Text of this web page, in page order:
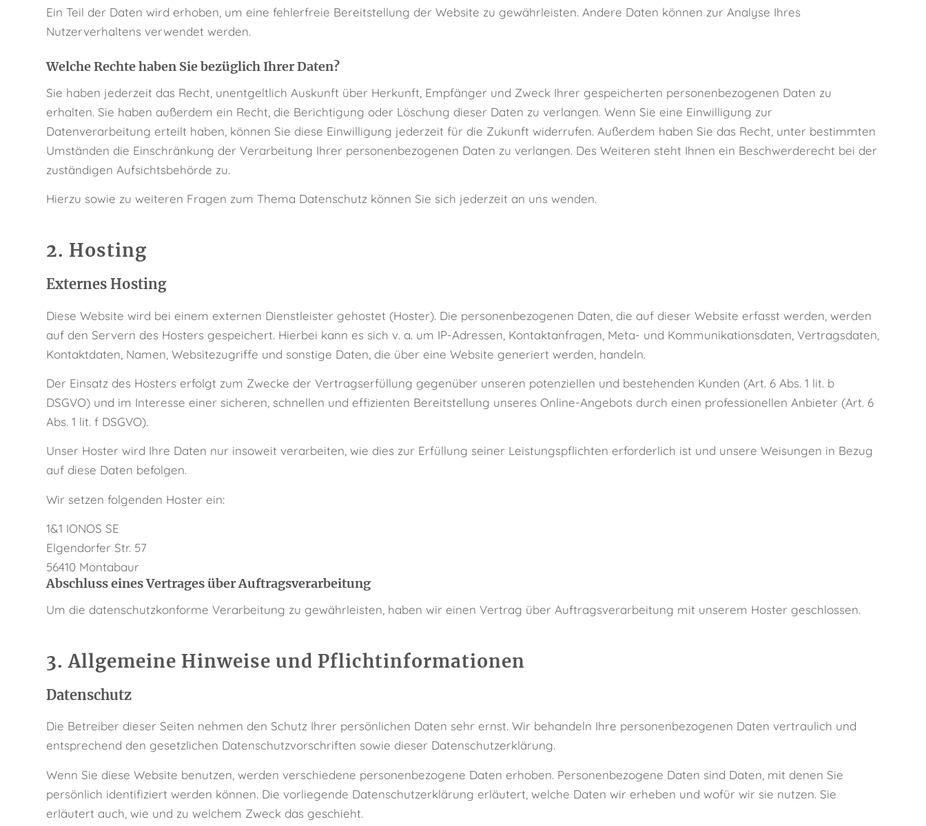
Ein Teil der Daten wird erhoben, um eine fehlerfreie Bereitstellung der Website zu gewährleisten. Andere Daten können zur Analyse Ihres
Nutzerverhaltens verwendet werden.
Welche Rechte haben Sie bezüglich Ihrer Daten?
Sie haben jederzeit das Recht, unentgeltlich Auskunft über Herkunft, Empfänger und Zweck Ihrer gespeicherten personenbezogenen Daten zu
erhalten. Sie haben außerdem ein Recht, die Berichtigung oder Löschung dieser Daten zu verlangen. Wenn Sie eine Einwilligung zur
Datenverarbeitung erteilt haben, können Sie diese Einwilligung jederzeit für die Zukunft widerrufen. Außerdem haben Sie das Recht, unter bestimmten
Umständen die Einschränkung der Verarbeitung Ihrer personenbezogenen Daten zu verlangen. Des Weiteren steht Ihnen ein Beschwerderecht bei der
zuständigen Aufsichtsbehörde zu.
Hierzu sowie zu weiteren Fragen zum Thema Datenschutz können Sie sich jederzeit an uns wenden.
2. Hosting
Externes Hosting
Diese Website wird bei einem externen Dienstleister gehostet (Hoster). Die personenbezogenen Daten, die auf dieser Website erfasst werden, werden
auf den Servern des Hosters gespeichert. Hierbei kann es sich v. a. um IP-Adressen, Kontaktanfragen, Meta- und Kommunikationsdaten, Vertragsdaten,
Kontaktdaten, Namen, Websitezugriffe und sonstige Daten, die über eine Website generiert werden, handeln.
Der Einsatz des Hosters erfolgt zum Zwecke der Vertragserfüllung gegenüber unseren potenziellen und bestehenden Kunden (Art. 6 Abs. 1 lit. b
DSGVO) und im Interesse einer sicheren, schnellen und effizienten Bereitstellung unseres Online-Angebots durch einen professionellen Anbieter (Art. 6
Abs. 1 lit. f DSGVO).
Unser Hoster wird Ihre Daten nur insoweit verarbeiten, wie dies zur Erfüllung seiner Leistungspflichten erforderlich ist und unsere Weisungen in Bezug
auf diese Daten befolgen.
Wir setzen folgenden Hoster ein:
1&1 IONOS SE
Elgendorfer Str. 57
56410 Montabaur
Abschluss eines Vertrages über Auftragsverarbeitung
Um die datenschutzkonforme Verarbeitung zu gewährleisten, haben wir einen Vertrag über Auftragsverarbeitung mit unserem Hoster geschlossen.
3. Allgemeine Hinweise und Pflicht­informationen
Datenschutz
Die Betreiber dieser Seiten nehmen den Schutz Ihrer persönlichen Daten sehr ernst. Wir behandeln Ihre personenbezogenen Daten vertraulich und
entsprechend den gesetzlichen Datenschutzvorschriften sowie dieser Datenschutzerklärung.
Wenn Sie diese Website benutzen, werden verschiedene personenbezogene Daten erhoben. Personenbezogene Daten sind Daten, mit denen Sie
persönlich identifiziert werden können. Die vorliegende Datenschutzerklärung erläutert, welche Daten wir erheben und wofür wir sie nutzen. Sie
erläutert auch, wie und zu welchem Zweck das geschieht.